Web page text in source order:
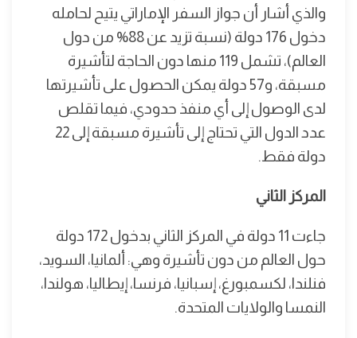
والذي أشار أن جواز السفر الإماراتي يتيح لحامله
دخول 176 دولة (نسبة تزيد عن 88% من دول
العالم)، تشمل 119 منها دون الحاجة لتأشيرة
مسبقة، و57 دولة يمكن الحصول على تأشيرتها
لدى الوصول إلى أي منفذ حدودي، فيما تقلص
عدد الدول التي تحتاج إلى تأشيرة مسبقة إلى 22
دولة فقط.
المركز الثاني
جاءت 11 دولة في المركز الثاني بدخول 172 دولة
حول العالم من دون تأشيرة وهي: ألمانيا، السويد،
فنلندا، لكسمبورغ، إسبانيا، فرنسا، إيطاليا، هولندا،
النمسا والولايات المتحدة.